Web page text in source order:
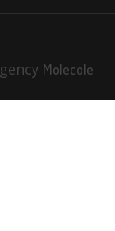
Molecole